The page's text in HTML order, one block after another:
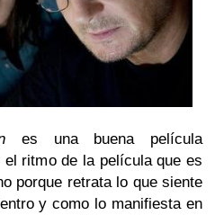
es una buena película
ritmo de la película que es
porque retrata lo que siente
y como lo manifiesta en